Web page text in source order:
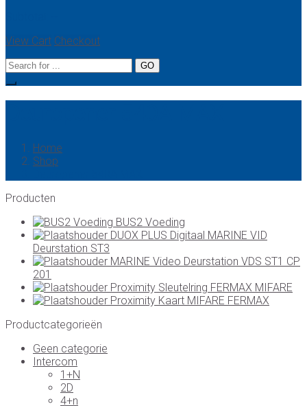
View Cart Checkout
Home
Shop
Producten
BUS2 Voeding
DUOX PLUS Digitaal MARINE VID
Deurstation ST3
MARINE Video Deurstation VDS ST1 CP
201
Proximity Sleutelring FERMAX MIFARE
Proximity Kaart MIFARE FERMAX
Productcategorieën
Geen categorie
Intercom
1+N
2D
4+n